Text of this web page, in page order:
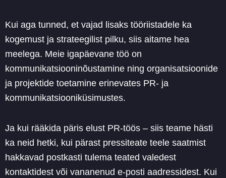
Kui aga tunned, et vajad lisaks tööriistadele ka
kogemust ja strateegilist pilku, siis aitame hea
meelega. Meie igapäevane töö on
kommunikatsiooninõustamine ning organisatsioonide
ja projektide toetamine erinevates PR- ja
kommunikatsiooniküsimustes.
Ja kui rääkida päris elust PR-töös – siis teame hästi
ka neid hetki, kui pärast pressiteate teele saatmist
hakkavad postkasti tulema teated valedest
kontaktidest või vananenud e-posti aadressidest. Kui